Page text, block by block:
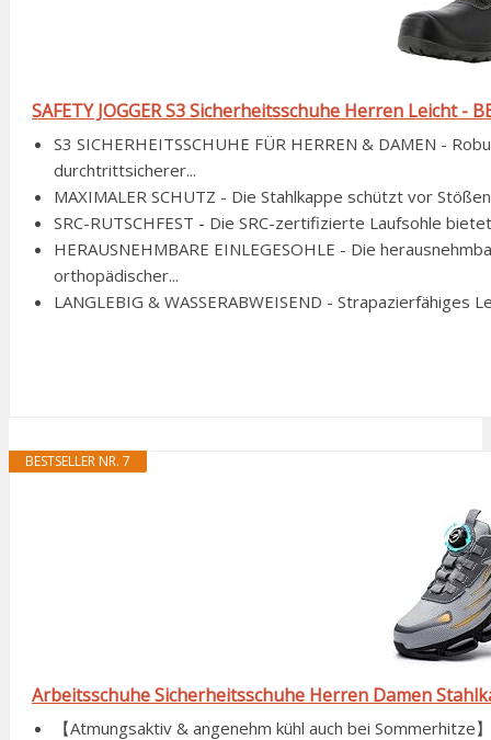
SAFETY JOGGER S3 Sicherheitsschuhe Herren Leicht -
S3 SICHERHEITSSCHUHE FÜR HERREN & DAMEN -
durchtrittsicherer...
MAXIMALER SCHUTZ - Die Stahlkappe schützt vor
SRC-RUTSCHFEST - Die SRC-zertifizierte Laufsohle
HERAUSNEHMBARE EINLEGESOHLE - Die
orthopädischer...
LANGLEBIG & WASSERABWEISEND -
BESTSELLER NR. 7
Arbeitsschuhe Sicherheitsschuhe Herren Damen
【Atmungsaktiv & angenehm kühl auch bei